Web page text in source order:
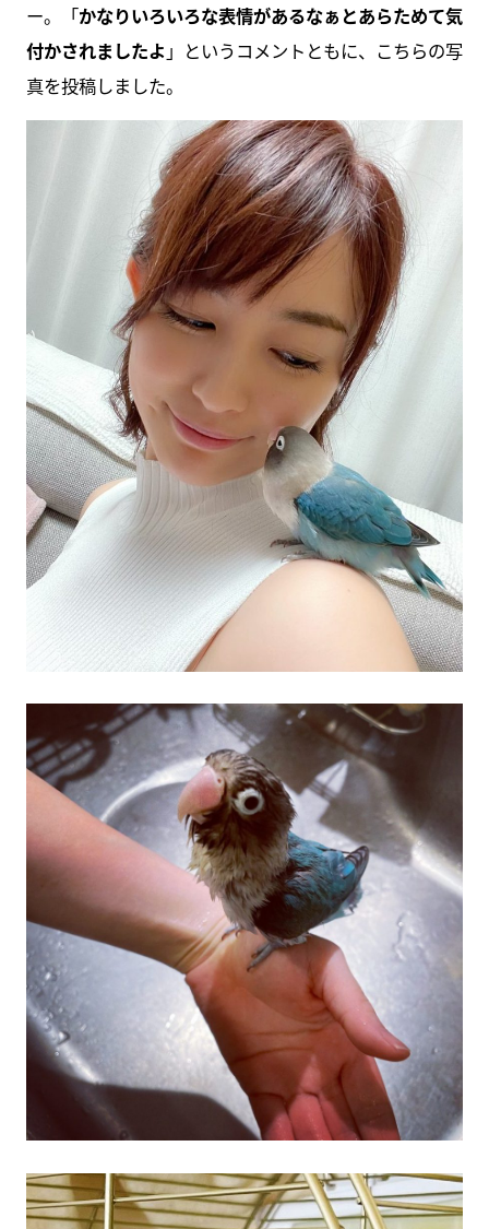
ー。「かなりいろいろな表情があるなぁとあらためて気
付かされましたよ 」というコメントともに、こちらの写
真を投稿しました。